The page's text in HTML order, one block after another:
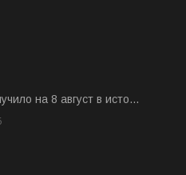
на 8 август в исто...